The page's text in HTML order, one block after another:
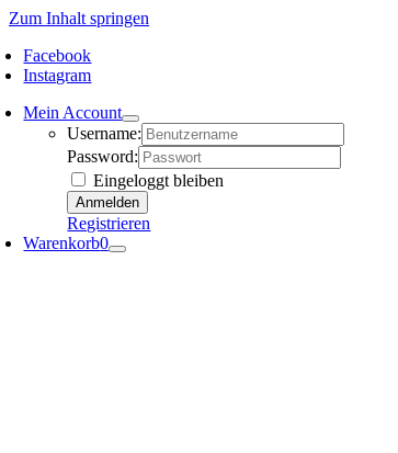
Zum Inhalt springen
Facebook
Instagram
Mein Account
Username:
Password:
Eingeloggt bleiben
Registrieren
Warenkorb0